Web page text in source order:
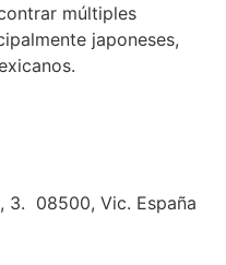
múltiples
japoneses,
3. 08500, Vic. España